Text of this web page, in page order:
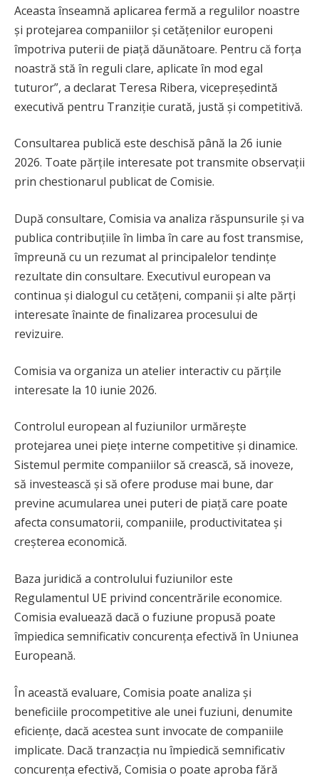
Aceasta înseamnă aplicarea fermă a regulilor noastre
și protejarea companiilor și cetățenilor europeni
împotriva puterii de piață dăunătoare. Pentru că forța
noastră stă în reguli clare, aplicate în mod egal
tuturor”, a declarat Teresa Ribera, vicepreședintă
executivă pentru Tranziție curată, justă și competitivă.
Consultarea publică este deschisă până la 26 iunie
2026. Toate părțile interesate pot transmite observații
prin chestionarul publicat de Comisie.
După consultare, Comisia va analiza răspunsurile și va
publica contribuțiile în limba în care au fost transmise,
împreună cu un rezumat al principalelor tendințe
rezultate din consultare. Executivul european va
continua și dialogul cu cetățeni, companii și alte părți
interesate înainte de finalizarea procesului de
revizuire.
Comisia va organiza un atelier interactiv cu părțile
interesate la 10 iunie 2026.
Controlul european al fuziunilor urmărește
protejarea unei piețe interne competitive și dinamice.
Sistemul permite companiilor să crească, să inoveze,
să investească și să ofere produse mai bune, dar
previne acumularea unei puteri de piață care poate
afecta consumatorii, companiile, productivitatea și
creșterea economică.
Baza juridică a controlului fuziunilor este
Regulamentul UE privind concentrările economice.
Comisia evaluează dacă o fuziune propusă poate
împiedica semnificativ concurența efectivă în Uniunea
Europeană.
În această evaluare, Comisia poate analiza și
beneficiile procompetitive ale unei fuziuni, denumite
eficiențe, dacă acestea sunt invocate de companiile
implicate. Dacă tranzacția nu împiedică semnificativ
concurența efectivă, Comisia o poate aproba fără